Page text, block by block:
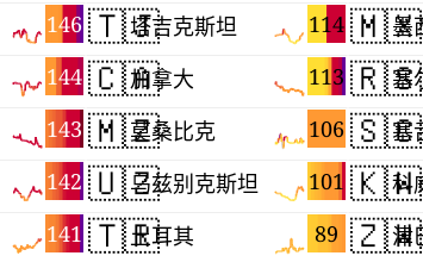
146
144
143
142
141
🇹🇯 114
塔吉克斯坦
🇨🇦 113
加拿大
🇲🇿 106
莫桑比克
🇺🇿 101
乌兹别克斯坦
🇹🇷 89
土耳其
🇲🇽
墨
🇷🇸
塞
🇸🇨
塞
🇰🇼
科
🇿🇼
津